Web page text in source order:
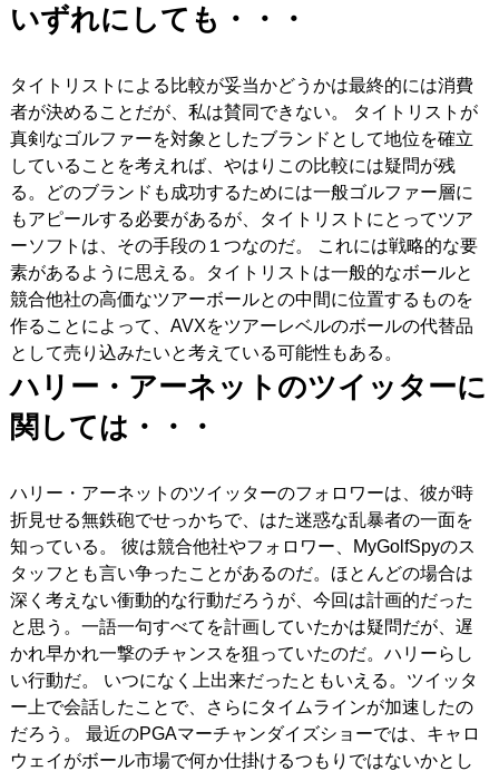
いずれにしても・・・
タイトリストによる比較が妥当かどうかは最終的には消費
者が決めることだが、私は賛同できない。 タイトリストが
真剣なゴルファーを対象としたブランドとして地位を確立
していることを考えれば、やはりこの比較には疑問が残
る。どのブランドも成功するためには一般ゴルファー層に
もアピールする必要があるが、タイトリストにとってツア
ーソフトは、その手段の１つなのだ。 これには戦略的な要
素があるように思える。タイトリストは一般的なボールと
競合他社の高価なツアーボールとの中間に位置するものを
作ることによって、AVXをツアーレベルのボールの代替品
として売り込みたいと考えている可能性もある。
ハリー・アーネットのツイッターに
関しては・・・
ハリー・アーネットのツイッターのフォロワーは、彼が時
折見せる無鉄砲でせっかちで、はた迷惑な乱暴者の一面を
知っている。 彼は競合他社やフォロワー、MyGolfSpyのス
タッフとも言い争ったことがあるのだ。ほとんどの場合は
深く考えない衝動的な行動だろうが、今回は計画的だった
と思う。一語一句すべてを計画していたかは疑問だが、遅
かれ早かれ一撃のチャンスを狙っていたのだ。ハリーらし
い行動だ。 いつになく上出来だったともいえる。ツイッタ
ー上で会話したことで、さらにタイムラインが加速したの
だろう。 最近のPGAマーチャンダイズショーでは、キャロ
ウェイがボール市場で何か仕掛けるつもりではないかとし